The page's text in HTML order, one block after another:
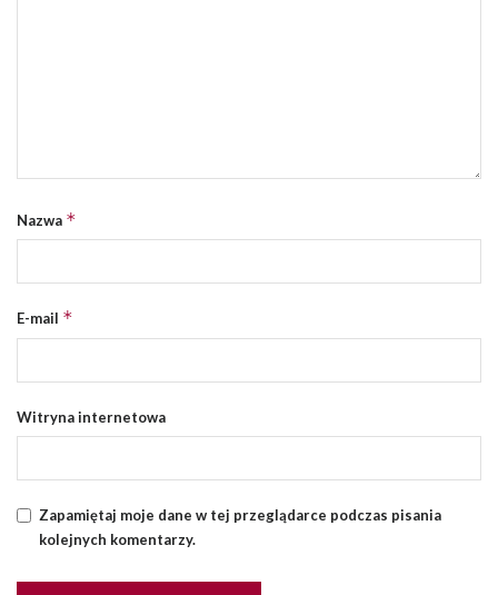
Nazwa *
E-mail *
Witryna internetowa
Zapamiętaj moje dane w tej przeglądarce podczas pisania
kolejnych komentarzy.